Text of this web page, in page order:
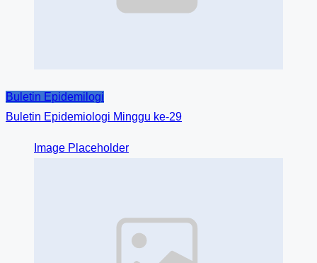
Buletin Epidemilogi
Buletin Epidemiologi Minggu ke-29
Image Placeholder